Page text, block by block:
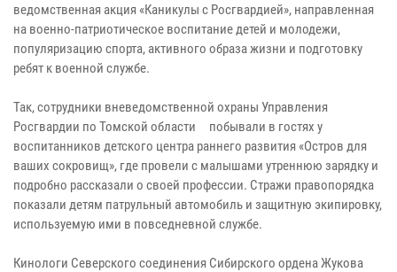
ведомственная акция «Каникулы с Росгвардией», направленная
на военно-патриотическое воспитание детей и молодежи,
популяризацию спорта, активного образа жизни и подготовку
ребят к военной службе.
Так, сотрудники вневедомственной охраны Управления
Росгвардии по Томской области побывали в гостях у
воспитанников детского центра раннего развития «Остров для
ваших сокровищ», где провели с малышами утреннюю зарядку и
подробно рассказали о своей профессии. Стражи правопорядка
показали детям патрульный автомобиль и защитную экипировку,
используемую ими в повседневной службе.
Кинологи Северского соединения Сибирского ордена Жукова